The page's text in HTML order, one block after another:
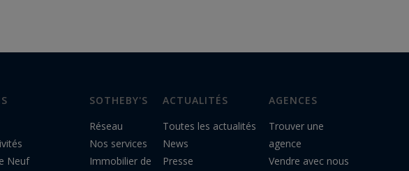
Neuf
SOTHEBY'S
Réseau
Nos services
Immobilier de
ACTUALITÉS
Toutes les actualités
News
Presse
AGENCES
Trouver une
agence
Vendre avec nous